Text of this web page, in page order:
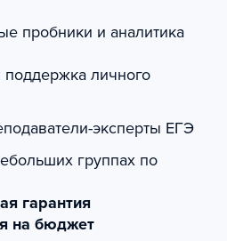
пробники и аналитика
поддержка личного
эксперты ЕГЭ
группах по
гарантия
на бюджет